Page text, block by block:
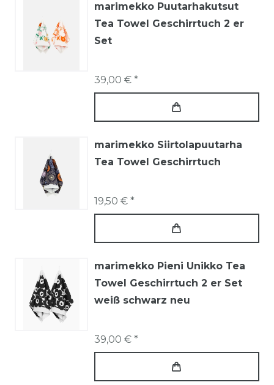
marimekko Puutarhakutsut
Tea Towel Geschirrtuch 2 er
Set
39,00 € *
marimekko Siirtolapuutarha
Tea Towel Geschirrtuch
19,50 € *
marimekko Pieni Unikko Tea
Towel Geschirrtuch 2 er Set
weiß schwarz neu
39,00 € *